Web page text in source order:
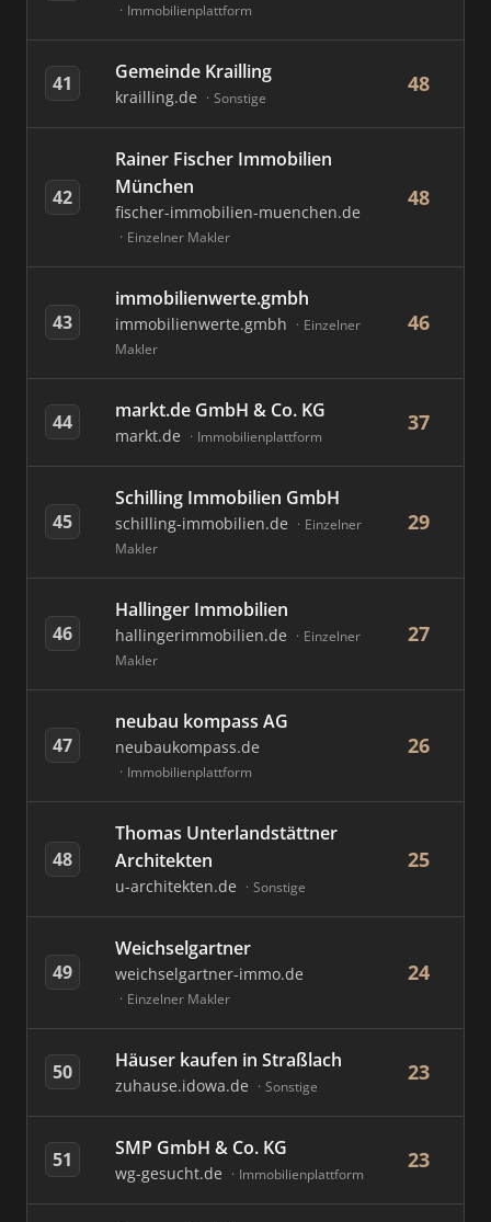
Immobilienplattform
41 Gemeinde Krailling
krailling.de Sonstige
48
42
Rainer Fischer Immobilien
München
fischer-immobilien-muenchen.de
Einzelner Makler
48
43
immobilienwerte.gmbh
immobilienwerte.gmbh
Einzelner
Makler
46
44 markt.de GmbH & Co. KG
markt.de Immobilienplattform
37
45
Schilling Immobilien GmbH
schilling-immobilien.de
Einzelner
Makler
29
46
Hallinger Immobilien
hallingerimmobilien.de
Einzelner
Makler
27
47
neubau kompass AG
neubaukompass.de
Immobilienplattform
26
48
Thomas Unterlandstättner
Architekten
u-architekten.de Sonstige
25
49
Weichselgartner
weichselgartner-immo.de
Einzelner Makler
24
50 Häuser kaufen in Straßlach
zuhause.idowa.de Sonstige
23
51 SMP GmbH & Co. KG
wg-gesucht.de Immobilienplattform
23